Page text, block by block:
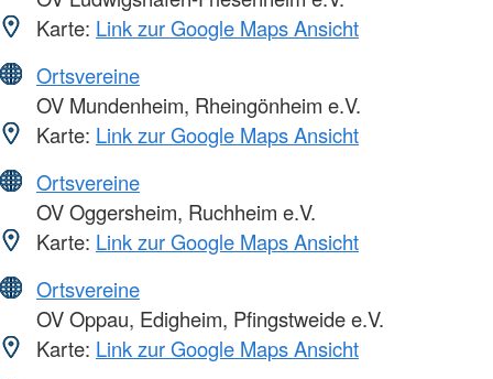
Karte: Link zur Google Maps Ansicht
Ortsvereine
OV Mundenheim, Rheingönheim e.V.
Karte: Link zur Google Maps Ansicht
Ortsvereine
OV Oggersheim, Ruchheim e.V.
Karte: Link zur Google Maps Ansicht
Ortsvereine
OV Oppau, Edigheim, Pfingstweide e.V.
Karte: Link zur Google Maps Ansicht